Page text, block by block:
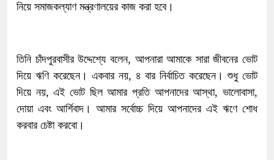
নিয়ে সমাজকল্যাণ মন্ত্রণালয়ের কাজ করা হবে।
তিনি চাঁদপুরবাসীর উদ্দেশ্যে বলেন, আপনারা আমাকে সারা জীবনের ভোট
দিয়ে ঋণি করেছেন। একবার নয়, ৪ বার নির্বাচিত করেছেন। শুধু ভোট
দিয়ে নয়, এই ভোট ছিল আমার প্রতি আপনাদের আস্থা, ভালোবাসা,
দোয়া এবং আর্শিবাদ। আমার সর্বোচ্চ দিয়ে আপনাদের এই ঋণে শোধ
করবার চেষ্টা করবো।